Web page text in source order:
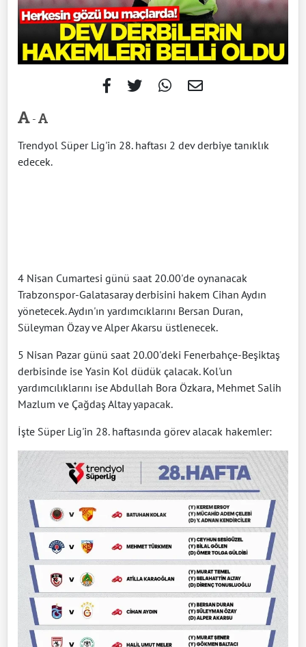
-
Trendyol Süper Lig'in 28. haftası 2 dev derbiye tanıklık
edecek.
4 Nisan Cumartesi günü saat 20.00'de oynanacak
Trabzonspor-Galatasaray derbisini hakem Cihan Aydın
yönetecek. Aydın'ın yardımcıklarını Bersan Duran,
Süleyman Özay ve Alper Akarsu üstlenecek.
5 Nisan Pazar günü saat 20.00'deki Fenerbahçe-Beşiktaş
derbisinde ise Yasin Kol düdük çalacak. Kol'un
yardımcılıklarını ise Abdullah Bora Özkara, Mehmet Salih
Mazlum ve Çağdaş Altay yapacak.
İşte Süper Lig'in 28. haftasında görev alacak hakemler: